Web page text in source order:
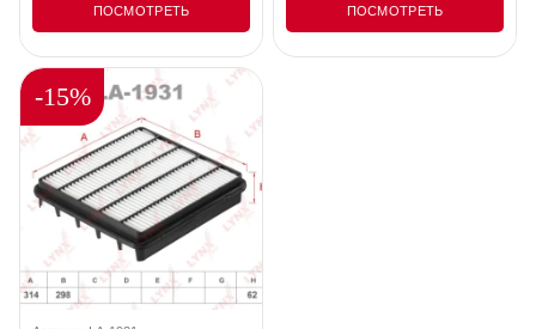
5
ПОСМОТРЕТЬ
5
ПОСМОТРЕТЬ
-15%